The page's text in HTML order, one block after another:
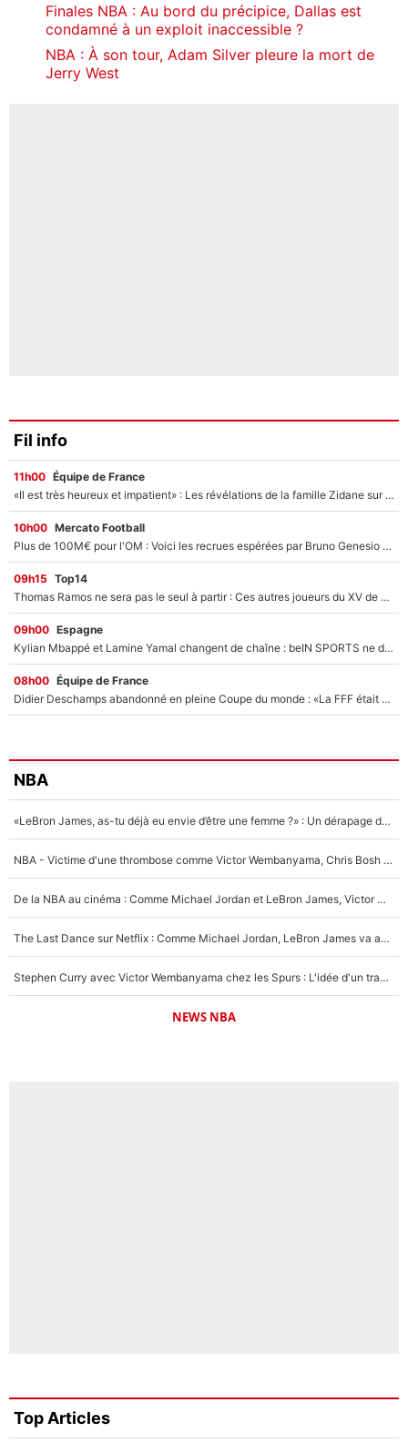
Finales NBA : Au bord du précipice, Dallas est
condamné à un exploit inaccessible ?
NBA : À son tour, Adam Silver pleure la mort de
Jerry West
Fil info
11h00 Équipe de France
«Il est très heureux et impatient» : Les révélations de la famille Zidane sur sa prise de pouvoir en équipe de France !
10h00 Mercato Football
Plus de 100M€ pour l'OM : Voici les recrues espérées par Bruno Genesio et Grégory Lorenzi après l’opération dégraissage
09h15 Top14
Thomas Ramos ne sera pas le seul à partir : Ces autres joueurs du XV de France pourraient aussi quitter le Stade Toulousain, un club de Top 14 est déjà sur les rangs
09h00 Espagne
Kylian Mbappé et Lamine Yamal changent de chaîne : beIN SPORTS ne digère pas cette décision historique et prédit un fiasco pour la Liga
08h00 Équipe de France
Didier Deschamps abandonné en pleine Coupe du monde : «La FFF était déjà passée à Zinedine Zidane»
NBA
«LeBron James, as-tu déjà eu envie d’être une femme ?» : Un dérapage de Donald Trump sur la superstar de la NBA refait surface
NBA - Victime d'une thrombose comme Victor Wembanyama, Chris Bosh prévient le Français des risques sur sa santé : «J’ai failli mourir sur le coup et j’ai été ramené à la vie»
De la NBA au cinéma : Comme Michael Jordan et LeBron James, Victor Wembanyama rêve d'une carrière d'acteur !
The Last Dance sur Netflix : Comme Michael Jordan, LeBron James va avoir le droit à sa série !
Stephen Curry avec Victor Wembanyama chez les Spurs : L'idée d'un trade historique est lancée en NBA !
NEWS NBA
Top Articles